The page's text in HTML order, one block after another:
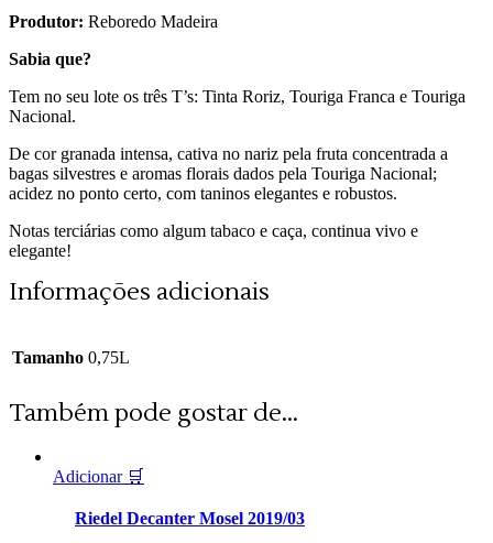
Produtor: Reboredo Madeira
Sabia que?
Tem no seu lote os três T’s: Tinta Roriz, Touriga Franca e Touriga
Nacional.
De cor granada intensa, cativa no nariz pela fruta concentrada a
bagas silvestres e aromas florais dados pela Touriga Nacional;
acidez no ponto certo, com taninos elegantes e robustos.
Notas terciárias como algum tabaco e caça, continua vivo e
elegante!
Informações adicionais
Tamanho 0,75L
Também pode gostar de...
Adicionar 🛒
Riedel Decanter Mosel 2019/03